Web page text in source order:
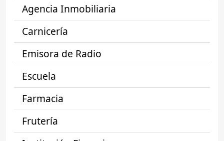
Agencia Inmobiliaria
Carnicería
Emisora de Radio
Escuela
Farmacia
Frutería